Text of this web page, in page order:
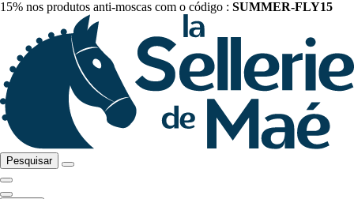
15% nos produtos anti-moscas com o código : SUMMER-FLY15
Pesquisar